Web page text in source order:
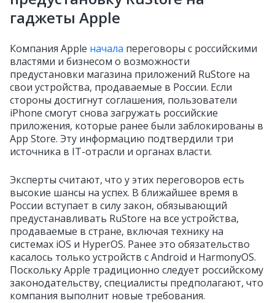
гаджеты Apple
Компания Apple начала переговоры с российскими
властями и бизнесом о возможности
предустановки магазина приложений RuStore на
свои устройства, продаваемые в России. Если
стороны достигнут соглашения, пользователи
iPhone смогут снова загружать российские
приложения, которые ранее были заблокированы в
App Store. Эту информацию подтвердили три
источника в IT-отрасли и органах власти.
Эксперты считают, что у этих переговоров есть
высокие шансы на успех. В ближайшее время в
России вступает в силу закон, обязывающий
предустанавливать RuStore на все устройства,
продаваемые в стране, включая технику на
системах iOS и HyperOS. Ранее это обязательство
касалось только устройств с Android и HarmonyOS.
Поскольку Apple традиционно следует российскому
законодательству, специалисты предполагают, что
компания выполнит новые требования.